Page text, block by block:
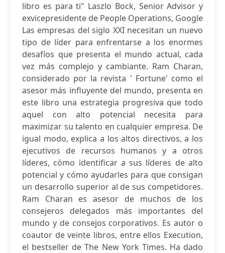
libro es para ti" Laszlo Bock, Senior Advisor y
exvicepresidente de People Operations, Google
Las empresas del siglo XXI necesitan un nuevo
tipo de líder para enfrentarse a los enormes
desafíos que presenta el mundo actual, cada
vez más complejo y cambiante. Ram Charan,
considerado por la revista ' Fortune' como el
asesor más influyente del mundo, presenta en
este libro una estrategia progresiva que todo
aquel con alto potencial necesita para
maximizar su talento en cualquier empresa. De
igual modo, explica a los altos directivos, a los
ejecutivos de recursos humanos y a otros
líderes, cómo identificar a sus líderes de alto
potencial y cómo ayudarles para que consigan
un desarrollo superior al de sus competidores.
Ram Charan es asesor de muchos de los
consejeros delegados más importantes del
mundo y de consejos corporativos. Es autor o
coautor de veinte libros, entre ellos Execution,
el bestseller de The New York Times. Ha dado